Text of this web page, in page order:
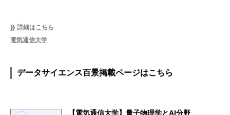
詳細はこちら
電気通信大学
データサイエンス百景掲載ページはこちら
【電気通信大学】量子物理学とAI分野